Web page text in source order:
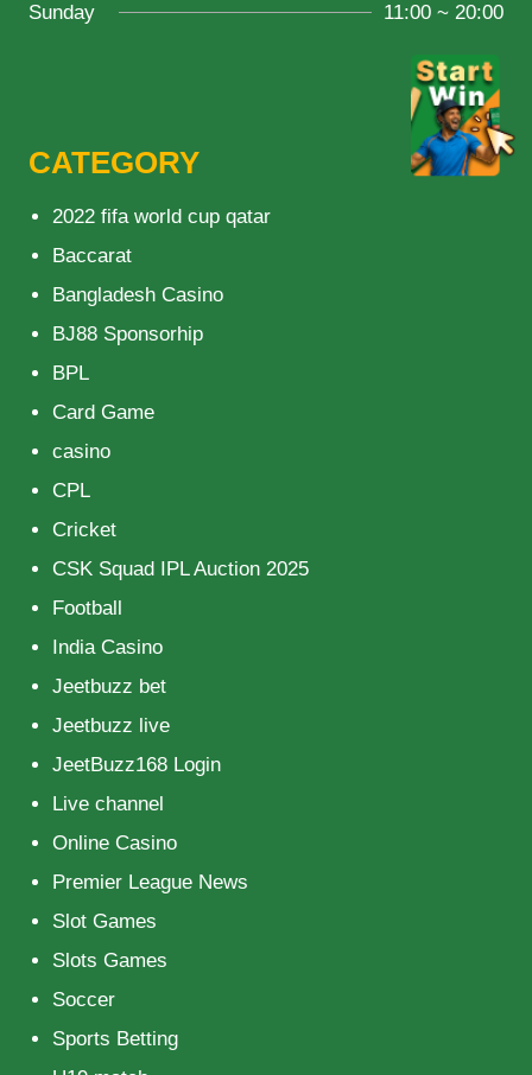
Sunday
11:00 ~ 20:00
CATEGORY
2022 fifa world cup qatar
Baccarat
Bangladesh Casino
BJ88 Sponsorhip
BPL
Card Game
casino
CPL
Cricket
CSK Squad IPL Auction 2025
Football
India Casino
Jeetbuzz bet
Jeetbuzz live
JeetBuzz168 Login
Live channel
Online Casino
Premier League News
Slot Games
Slots Games
Soccer
Sports Betting